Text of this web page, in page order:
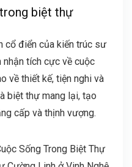
biệt thự
cổ điển của kiến trúc sư
tích cực về cuộc
về thiết kế, tiện nghi và
biệt thự mang lại, tạo
cấp và thịnh vượng.